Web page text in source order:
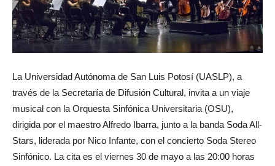
La Universidad Autónoma de San Luis Potosí (UASLP), a
través de la Secretaría de Difusión Cultural, invita a un viaje
musical con la Orquesta Sinfónica Universitaria (OSU),
dirigida por el maestro Alfredo Ibarra, junto a la banda Soda All-
Stars, liderada por Nico Infante, con el concierto Soda Stereo
Sinfónico. La cita es el viernes 30 de mayo a las 20:00 horas